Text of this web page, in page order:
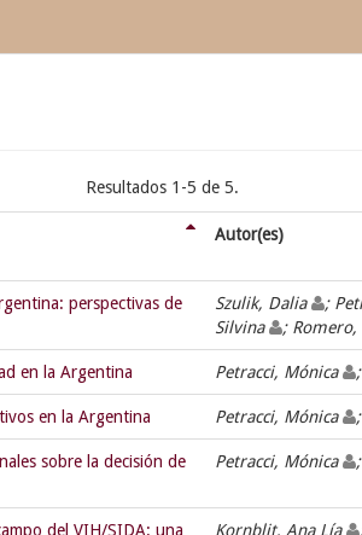
Resultados 1-5 de 5.
Autor(es)
perspectivas de
Szulik, Dalia ;
Silvina
;
en la Argentina Petracci, Mónica
en la Argentina Petracci, Mónica
sobre la decisión de
Petracci, Mónica
del VIH/SIDA: una Kornblit, Ana Lía